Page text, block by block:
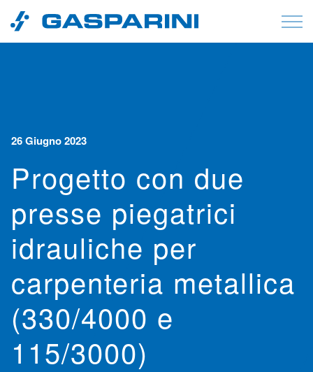
Vai al contenuto
26 Giugno 2023
Progetto con due
presse piegatrici
idrauliche per
carpenteria metallica
(330/4000 e
115/3000)